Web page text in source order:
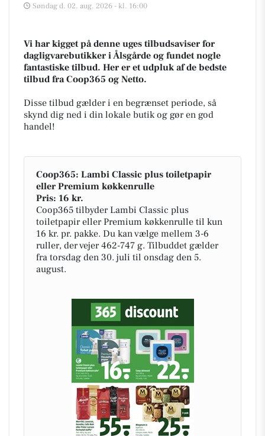
Søndag d. 02. aug. 2026 - kl. 16:00
Vi har kigget på denne uges tilbudsaviser for
dagligvarebutikker i Ålsgårde og fundet nogle
fantastiske tilbud. Her er et udpluk af de bedste
tilbud fra Coop365 og Netto.
Disse tilbud gælder i en begrænset periode, så
skynd dig ned i din lokale butik og gør en god
handel!
Coop365: Lambi Classic plus toiletpapir
eller Premium køkkenrulle
Pris: 16 kr.
Coop365 tilbyder Lambi Classic plus
toiletpapir eller Premium køkkenrulle til kun
16 kr. pr. pakke. Du kan vælge mellem 3-6
ruller, der vejer 462-747 g. Tilbuddet gælder
fra torsdag den 30. juli til onsdag den 5.
august.